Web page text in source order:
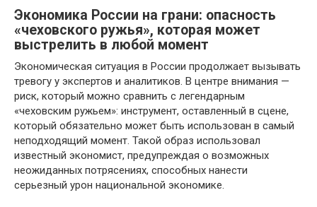
Экономика России на грани: опасность
«чеховского ружья», которая может
выстрелить в любой момент
Экономическая ситуация в России продолжает вызывать
тревогу у экспертов и аналитиков. В центре внимания —
риск, который можно сравнить с легендарным
«чеховским ружьем»: инструмент, оставленный в сцене,
который обязательно может быть использован в самый
неподходящий момент. Такой образ использовал
известный экономист, предупреждая о возможных
неожиданных потрясениях, способных нанести
серьезный урон национальной экономике.